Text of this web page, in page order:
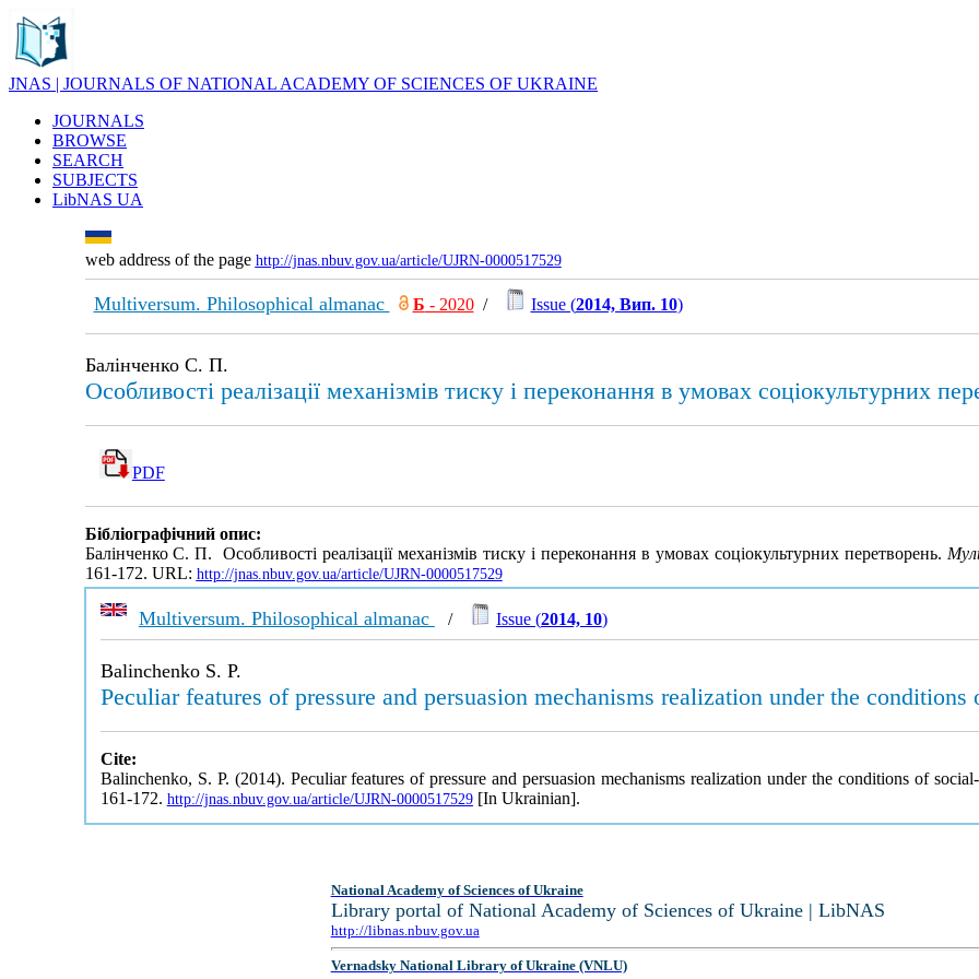
JNAS | JOURNALS OF NATIONAL ACADEMY OF SCIENCES OF UKRAINE
JOURNALS
BROWSE
SEARCH
SUBJECTS
LibNAS UA
web address of the page http://jnas.nbuv.gov.ua/article/UJRN-0000517529
Multiversum. Philosophical almanac Б - 2020/ Issue (2014, Вип. 10)
Балінченко С. П.
Особливості реалізації механізмів тиску і переконання в умовах соціокультурних
PDF
Бібліографічний опис:
Балінченко С. П. Особливості реалізації механізмів тиску і переконання в умовах соціокультурних перетворень.
161-172. URL: http://jnas.nbuv.gov.ua/article/UJRN-0000517529
Multiversum. Philosophical almanac / Issue (2014, 10)
Balinchenko S. P.
Peculiar features of pressure and persuasion mechanisms realization under the
Cite:
Balinchenko, S. P. (2014). Peculiar features of pressure and persuasion mechanisms realization under the conditions of
161-172. http://jnas.nbuv.gov.ua/article/UJRN-0000517529[In Ukrainian].
National Academy of Sciences of Ukraine
Library portal of National Academy of Sciences of Ukraine | LibNAS
http://libnas.nbuv.gov.ua
Vernadsky National Library of Ukraine (VNLU)